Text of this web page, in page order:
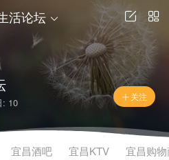
活论坛  

 关注
10
宜昌酒吧 宜昌KTV 宜昌购